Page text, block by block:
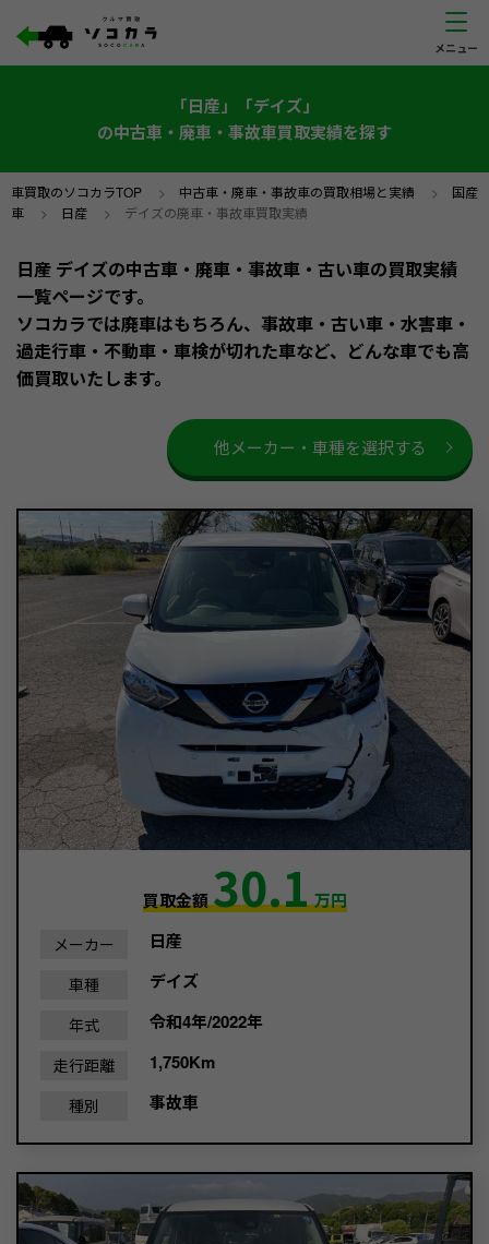
「日産」「デイズ」
の中古車・廃車・事故車買取実績を探す
車買取のソコカラTOP > 中古車・廃車・事故車の買取相場と実績 > 国産
車 > 日産 > デイズの廃車・事故車買取実績
日産 デイズの中古車・廃車・事故車・古い車の買取実績
一覧ページです。
ソコカラでは廃車はもちろん、事故車・古い車・水害車・
過走行車・不動車・車検が切れた車など、どんな車でも高
価買取いたします。
他メーカー・車種を選択する
買取金額30.1万円
メーカー 日産
車種 デイズ
年式 令和4年/2022年
走行距離 1,750Km
種別 事故車